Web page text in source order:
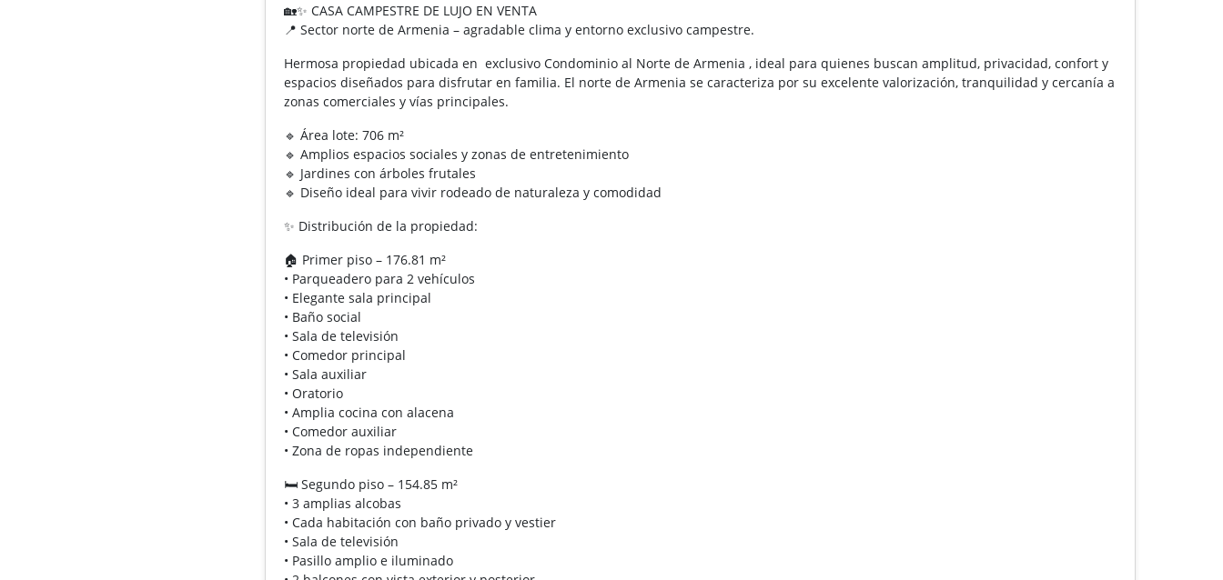
🏡✨ CASA CAMPESTRE DE LUJO EN VENTA
📍 Sector norte de Armenia – agradable clima y entorno exclusivo campestre.
Hermosa propiedad ubicada en exclusivo Condominio al Norte de Armenia , ideal para quienes buscan amplitud, privacidad, confort y
espacios diseñados para disfrutar en familia. El norte de Armenia se caracteriza por su excelente valorización, tranquilidad y cercanía a
zonas comerciales y vías principales.
🔹 Área lote: 706 m²
🔹 Amplios espacios sociales y zonas de entretenimiento
🔹 Jardines con árboles frutales
🔹 Diseño ideal para vivir rodeado de naturaleza y comodidad
✨ Distribución de la propiedad:
🏠 Primer piso – 176.81 m²
• Parqueadero para 2 vehículos
• Elegante sala principal
• Baño social
• Sala de televisión
• Comedor principal
• Sala auxiliar
• Oratorio
• Amplia cocina con alacena
• Comedor auxiliar
• Zona de ropas independiente
🛏️ Segundo piso – 154.85 m²
• 3 amplias alcobas
• Cada habitación con baño privado y vestier
• Sala de televisión
• Pasillo amplio e iluminado